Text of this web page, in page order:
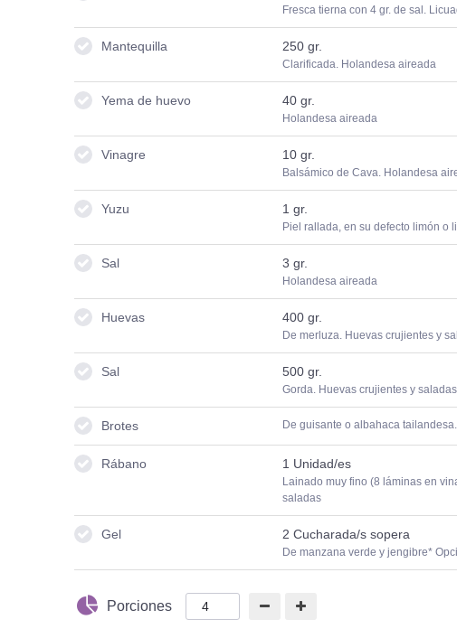
Fresca tierna con 4 gr. de sal.
Mantequilla 250gr.
Clarificada. Holandesa aireada
Yema de huevo 40gr.
Holandesa aireada
Vinagre 10gr.
Balsámico de Cava. Holandesa
Yuzu 1 gr.
Piel rallada, en su defecto limón o
Sal 3 gr.
Holandesa aireada
Huevas 400gr.
De merluza. Huevas crujientes y
Sal 500gr.
Gorda. Huevas crujientes y saladas
Brotes De guisante o albahaca
Rábano 1 Unidad/es
Lainado muy fino (8 láminas en
saladas
Gel 2 Cucharada/s sopera
De manzana verde y jengibre*
Porciones